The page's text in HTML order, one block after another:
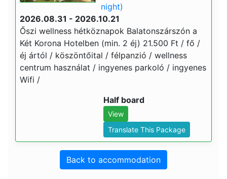
night)
2026.08.31 - 2026.10.21
Őszi wellness hétköznapok Balatonszárszón a
Két Korona Hotelben (min. 2 éj) 21.500 Ft / fő /
éj ártól / köszöntőital / félpanzió / wellness
centrum használat / ingyenes parkoló / ingyenes
Wifi /
Half board
View
Translate This Package
Back to accommodation